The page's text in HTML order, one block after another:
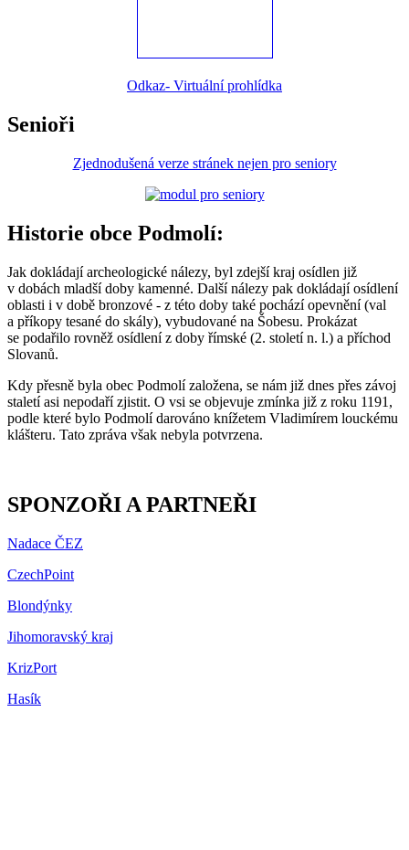
Odkaz- Virtuální prohlídka
Senioři
Zjednodušená verze stránek nejen pro seniory
Historie obce Podmolí:
Jak dokládají archeologické nálezy, byl zdejší kraj osídlen již
v dobách mladší doby kamenné. Další nálezy pak dokládají osídlení
oblasti i v době bronzové - z této doby také pochází opevnění (val
a příkopy tesané do skály), vybudované na Šobesu. Prokázat
se podařilo rovněž osídlení z doby římské (2. století n. l.) a příchod
Slovanů.
Kdy přesně byla obec Podmolí založena, se nám již dnes přes závoj
staletí asi nepodaří zjistit. O vsi se objevuje zmínka již z roku 1191,
podle které bylo Podmolí darováno knížetem Vladimírem louckému
klášteru. Tato zpráva však nebyla potvrzena.
SPONZOŘI A PARTNEŘI
Nadace ČEZ
CzechPoint
Blondýnky
Jihomoravský kraj
KrizPort
Hasík